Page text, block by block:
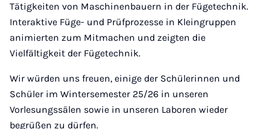
Tätigkeiten von Maschinenbauern in der Fügetechnik.
Interaktive Füge- und Prüfprozesse in Kleingruppen
animierten zum Mitmachen und zeigten die
Vielfältigkeit der Fügetechnik.
Wir würden uns freuen, einige der Schülerinnen und
Schüler im Wintersemester 25/26 in unseren
Vorlesungssälen sowie in unseren Laboren wieder
begrüßen zu dürfen.